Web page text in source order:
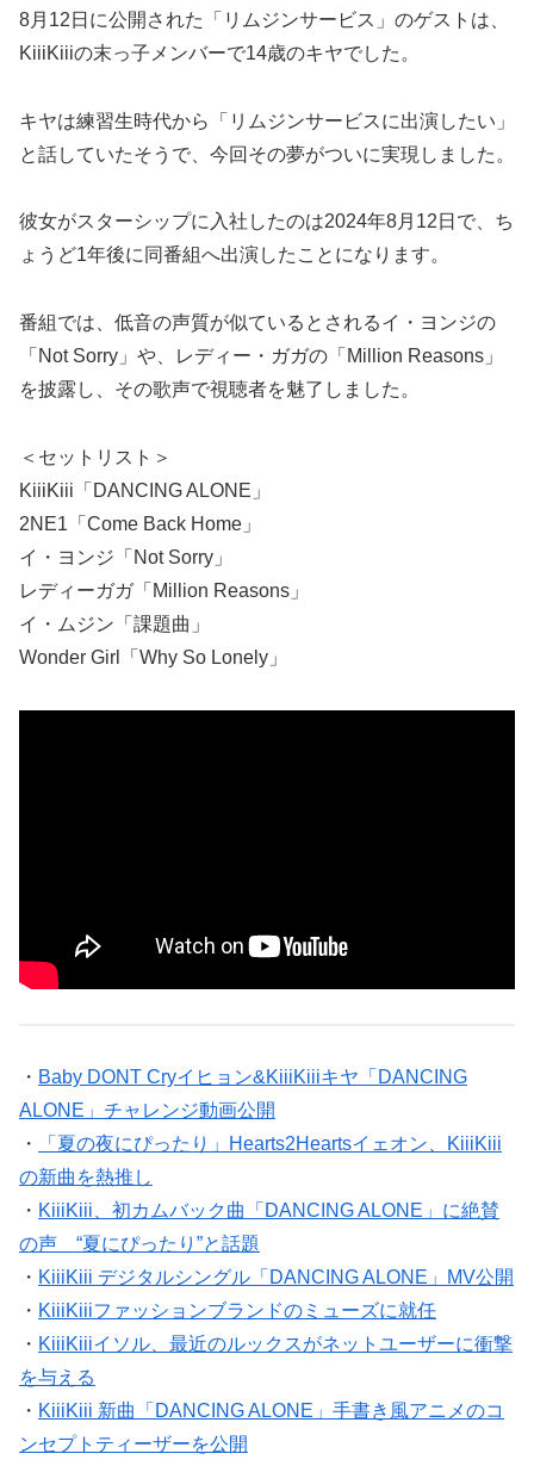
8月12日に公開された「リムジンサービス」のゲストは、
KiiiKiiiの末っ子メンバーで14歳のキヤでした。
キヤは練習生時代から「リムジンサービスに出演したい」
と話していたそうで、今回その夢がついに実現しました。
彼女がスターシップに入社したのは2024年8月12日で、ち
ょうど1年後に同番組へ出演したことになります。
番組では、低音の声質が似ているとされるイ・ヨンジの
「Not Sorry」や、レディー・ガガの「Million Reasons」
を披露し、その歌声で視聴者を魅了しました。
＜セットリスト＞
KiiiKiii「DANCING ALONE」
2NE1「Come Back Home」
イ・ヨンジ「Not Sorry」
レディーガガ「Million Reasons」
イ・ムジン「課題曲」
Wonder Girl「Why So Lonely」
・ Baby DONT Cryイヒョン&KiiiKiiiキヤ「DANCING
ALONE」チャレンジ動画公開
・
「夏の夜にぴったり」Hearts2Heartsイェオン、KiiiKiii
の新曲を熱推し
・ KiiiKiii、初カムバック曲「DANCING ALONE」に絶賛
の声 “夏にぴったり”と話題
・ KiiiKiii デジタルシングル「DANCING ALONE」MV公開
・ KiiiKiiiファッションブランドのミューズに就任
・ KiiiKiiiイソル、最近のルックスがネットユーザーに衝撃
を与える
・ KiiiKiii 新曲「DANCING ALONE」手書き風アニメのコ
ンセプトティーザーを公開